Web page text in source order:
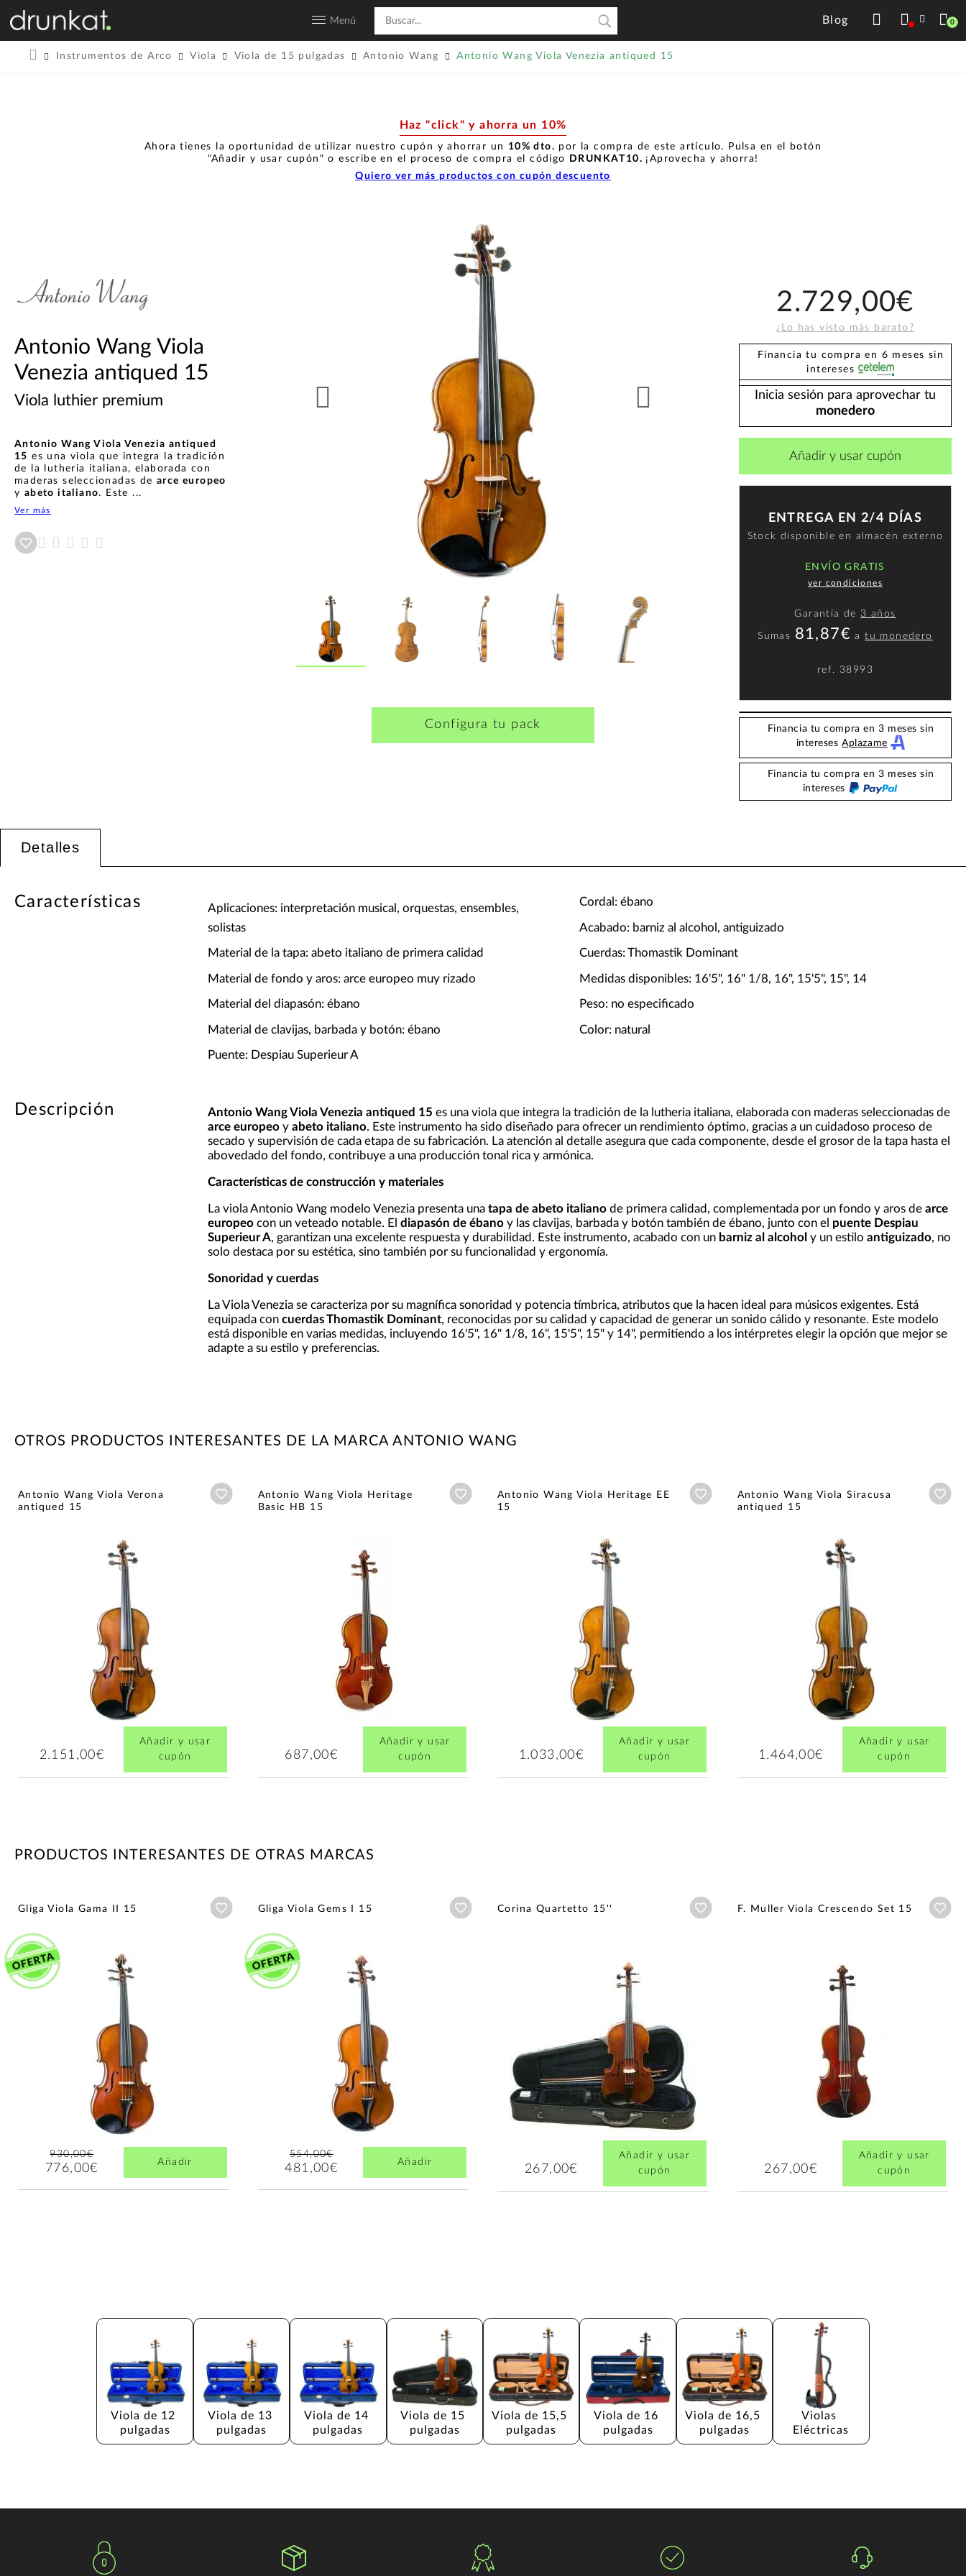
Menú Blog 0
Instrumentos de Arco Viola Viola de 15 pulgadas Antonio Wang Antonio Wang Viola Venezia antiqued 15
Haz "click" y ahorra un 10%
Ahora tienes la oportunidad de utilizar nuestro cupón y ahorrar un 10% dto. por la compra de este artículo. Pulsa en el botón
"Añadir y usar cupón" o escribe en el proceso de compra el código
DRUNKAT10. ¡Aprovecha y ahorra!
Quiero ver más productos con cupón descuento
Antonio Wang Viola
Venezia antiqued 15
Viola luthier premium
Antonio Wang Viola Venezia antiqued
15 es una viola que integra la tradición
de la lutheria italiana, elaborada con
maderas seleccionadas de arce europeo
y abeto italiano. Este ...
Ver más
Configura tu pack
2.729,00€
¿Lo has visto más barato?
Financia tu compra en 6 meses sin
intereses
Inicia sesión para aprovechar tu
monedero
Añadir y usar cupón
ENTREGA EN 2/4 DÍAS
Stock disponible en almacén externo
ENVÍO GRATIS
ver condiciones
Garantía de 3 años
Sumas 81,87€ atu monedero
ref. 38993
Financia tu compra en 3 meses sin
interesesAplazame
Financia tu compra en 3 meses sin
intereses
Detalles
Características
Aplicaciones: interpretación musical, orquestas, ensembles,
solistas
Material de la tapa: abeto italiano de primera calidad
Material de fondo y aros: arce europeo muy rizado
Material del diapasón: ébano
Material de clavijas, barbada y botón: ébano
Puente: Despiau Superieur A
Cordal: ébano
Acabado: barniz al alcohol, antiguizado
Cuerdas: Thomastik Dominant
Medidas disponibles: 16'5", 16" 1/8, 16", 15'5", 15", 14
Peso: no especificado
Color: natural
Descripción Antonio Wang Viola Venezia antiqued 15 es una viola que integra la tradición de la lutheria italiana, elaborada con maderas seleccionadas de
arce europeoy abeto italiano. Este instrumento ha sido diseñado para ofrecer un rendimiento óptimo, gracias a un cuidadoso proceso de
secado y supervisión de cada etapa de su fabricación. La atención al detalle asegura que cada componente, desde el grosor de la tapa hasta el
abovedado del fondo, contribuye a una producción tonal rica y armónica.
Características de construcción y materiales
La viola Antonio Wang modelo Venezia presenta una tapa de abeto italianode primera calidad, complementada por un fondo y aros de arce
europeocon un veteado notable. El diapasón de ébanoy las clavijas, barbada y botón también de ébano, junto con el puente Despiau
Superieur A, garantizan una excelente respuesta y durabilidad. Este instrumento, acabado con un barniz al alcohol y un estilo antiguizado, no
solo destaca por su estética, sino también por su funcionalidad y ergonomía.
Sonoridad y cuerdas
La Viola Venezia se caracteriza por su magnífica sonoridad y potencia tímbrica, atributos que la hacen ideal para músicos exigentes. Está
equipada con cuerdas Thomastik Dominant, reconocidas por su calidad y capacidad de generar un sonido cálido y resonante. Este modelo
está disponible en varias medidas, incluyendo 16'5", 16" 1/8, 16", 15'5", 15" y 14", permitiendo a los intérpretes elegir la opción que mejor se
adapte a su estilo y preferencias.
OTROS PRODUCTOS INTERESANTES DE LA MARCA ANTONIO WANG
Antonio Wang Viola Verona
antiqued 15
Añadir a wishlist
2.151,00€
Añadir y usar
cupón
Antonio Wang Viola Heritage
Basic HB 15
Añadir a wishlist
687,00€
Añadir y usar
cupón
Antonio Wang Viola Heritage EE
15
Añadir a wishlist
1.033,00€
Añadir y usar
cupón
Antonio Wang Viola Siracusa
antiqued 15
1.464,00€
Añadir y usar
cupón
PRODUCTOS INTERESANTES DE OTRAS MARCAS
Gliga Viola Gama II 15 Añadir a wishlist
930,00€
776,00€ Añadir
Gliga Viola Gems I 15 Añadir a wishlist
554,00€
481,00€ Añadir
Corina Quartetto 15'' Añadir a wishlist
267,00€
Añadir y usar
cupón
F. Muller Viola Crescendo Set 15
267,00€
Añadir y usar
cupón
Viola de 12
pulgadas
Viola de 13
pulgadas
Viola de 14
pulgadas
Viola de 15
pulgadas
Viola de 15,5
pulgadas
Viola de 16
pulgadas
Viola de 16,5
pulgadas
Violas
Eléctricas